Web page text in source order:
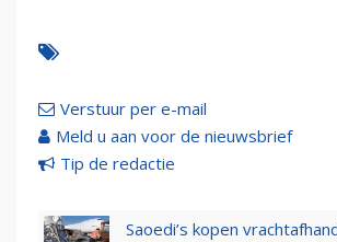
Verstuur per e-mail
Meld u aan voor de nieuwsbrief
Tip de redactie
Saoedi’s kopen